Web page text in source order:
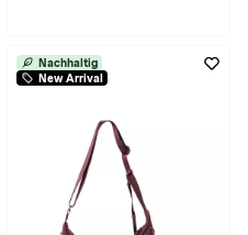
Nachhaltig
New Arrival